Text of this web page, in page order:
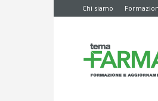
Chi siamo
News